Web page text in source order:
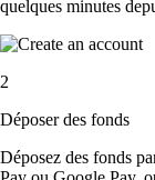
quelques minutes
2
Déposer des fonds
Déposez des fonds